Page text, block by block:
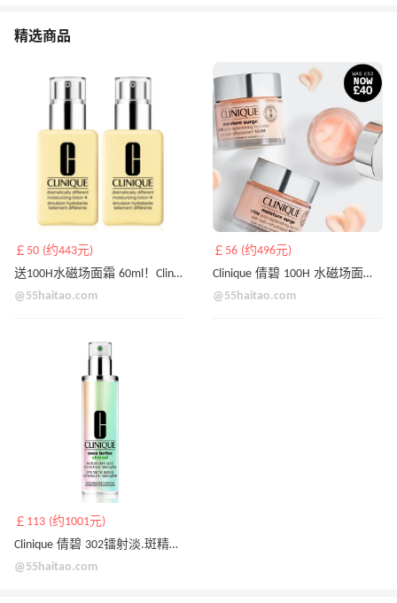
精选商品
￡50 (约443元)
送100H水磁场面霜 60ml！Clinique 倩碧 黄油2件套 125ml*2 价值￡70
@55haitao.com
￡56 (约496元)
Clinique 倩碧 100H 水磁场面霜 75ml
@55haitao.com
￡113 (约1001元)
Clinique 倩碧 302镭射淡.斑精华 100ml
@55haitao.com